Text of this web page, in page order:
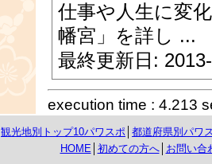
仕事や人生に変
幡宮」を詳し ...
最終更新日:
execution time : 4.213
観光地別トップ10パワスポ 都道府県別パワ
HOME│ 初めての方へ│ お問い合